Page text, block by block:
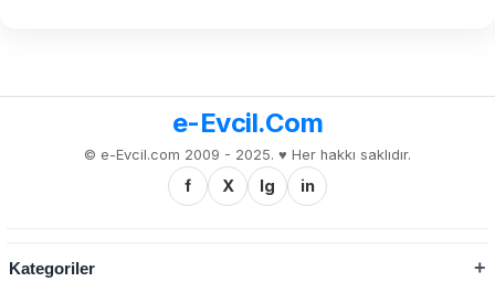
e-Evcil.Com
© e-Evcil.com 2009 - 2025. ♥️ Her hakkı saklıdır.
f X Ig in
Kategoriler